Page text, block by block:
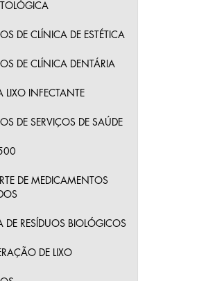
DE CLÍNICA DE ESTÉTICA
DE CLÍNICA DENTÁRIA
LIXO INFECTANTE
DE SERVIÇOS DE SAÚDE
DE MEDICAMENTOS
DE RESÍDUOS BIOLÓGICOS
DE LIXO